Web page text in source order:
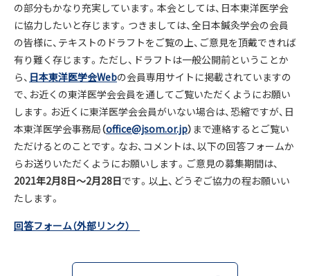
の部分もかなり充実しています。本会としては、日本東洋医学会
に協力したいと存じます。つきましては、全日本鍼灸学会の会員
の皆様に、テキストのドラフトをご覧の上、ご意見を頂戴できれば
有り難く存じます。ただし、ドラフトは一般公開前ということか
ら、 日本東洋医学会Webの会員専用サイトに掲載されていますの
で、お近くの東洋医学会会員を通してご覧いただくようにお願い
します。お近くに東洋医学会会員がいない場合は、恐縮ですが、日
本東洋医学会事務局（office@jsom.or.jp） まで連絡するとご覧い
ただけるとのことです。なお、コメントは、以下の回答フォームか
らお送りいただくようにお願いします。ご意見の募集期間は、
2021年2月8日〜2月28日です。以上、どうぞご協力の程お願いい
たします。
回答フォーム（外部リンク）